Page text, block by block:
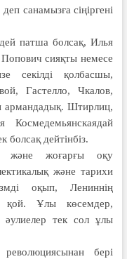
санамызға сіңіргені
патша болсақ, Илья
сияқты немесе
секілді қолбасшы,
Гастелло, Чкалов,
армандадық. Штирлиц,
дейтінбіз.
және жоғарғы оқу
және тарихи
оқып, Лениннің
қой. Ұлы көсемдер,
тек сол ұлы
бері